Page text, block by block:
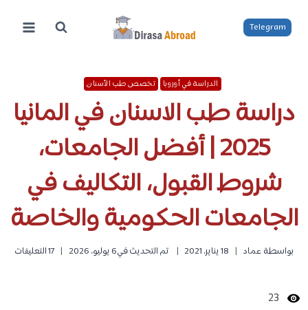
المحتوى
Telegram
الدراسة في أوروبا تخصص طب الأسنان
دراسة طب الاسنان في المانيا
2025 | أفضل الجامعات،
شروط القبول، التكاليف في
الجامعات الحكومية والخاصة
بواسطة عماد 18 يناير، 2021 تم التحديث في6 يوليو، 2026 17 التعليقات
23